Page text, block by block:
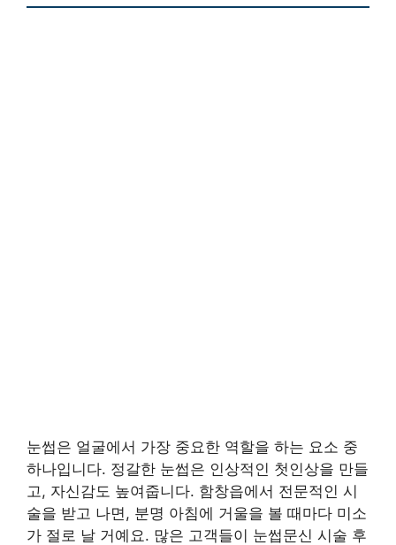
눈썹은 얼굴에서 가장 중요한 역할을 하는 요소 중
하나입니다. 정갈한 눈썹은 인상적인 첫인상을 만들
고, 자신감도 높여줍니다. 함창읍에서 전문적인 시
술을 받고 나면, 분명 아침에 거울을 볼 때마다 미소
가 절로 날 거예요. 많은 고객들이 눈썹문신 시술 후